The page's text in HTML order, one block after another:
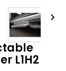

L1H2